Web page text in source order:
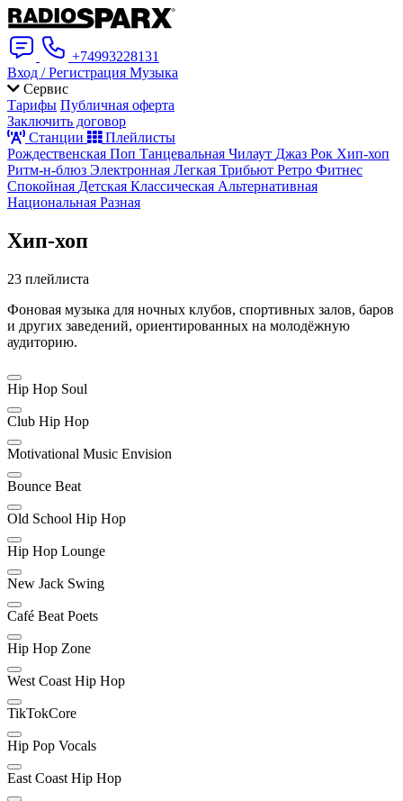
+74993228131
Вход / Регистрация Музыка
Сервис
Тарифы Публичная оферта
Заключить договор
Станции
Плейлисты
Рождественская Поп Танцевальная Чилаут Джаз Рок Хип-хоп
Ритм-н-блюз Электронная Легкая Трибьют Ретро Фитнес
Спокойная Детская Классическая Альтернативная
Национальная Разная
Хип-хоп
23 плейлиста
Фоновая музыка для ночных клубов, спортивных залов, баров
и других заведений, ориентированных на молодёжную
аудиторию.
Hip Hop Soul
Club Hip Hop
Motivational Music Envision
Bounce Beat
Old School Hip Hop
Hip Hop Lounge
New Jack Swing
Café Beat Poets
Hip Hop Zone
West Coast Hip Hop
TikTokCore
Hip Pop Vocals
East Coast Hip Hop